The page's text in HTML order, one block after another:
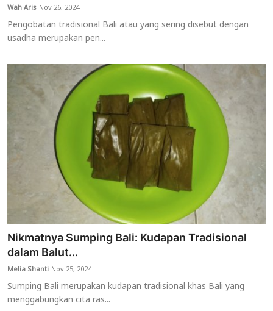
Wah Aris Nov 26, 2024
Pengobatan tradisional Bali atau yang sering disebut dengan
usadha merupakan pen...
Nikmatnya Sumping Bali: Kudapan Tradisional
dalam Balut...
Melia Shanti Nov 25, 2024
Sumping Bali merupakan kudapan tradisional khas Bali yang
menggabungkan cita ras...